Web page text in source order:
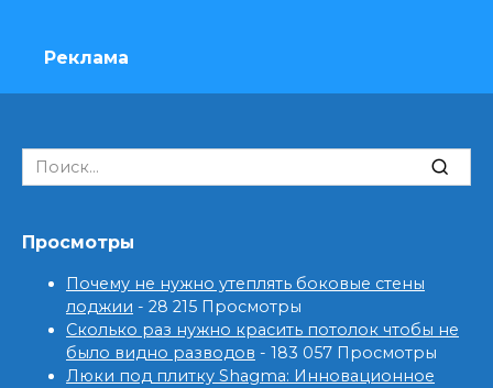
Реклама
Search
for:
Просмотры
Почему не нужно утеплять боковые стены
лоджии - 28 215 Просмотры
Сколько раз нужно красить потолок чтобы не
было видно разводов - 183 057 Просмотры
Люки под плитку Shagma: Инновационное